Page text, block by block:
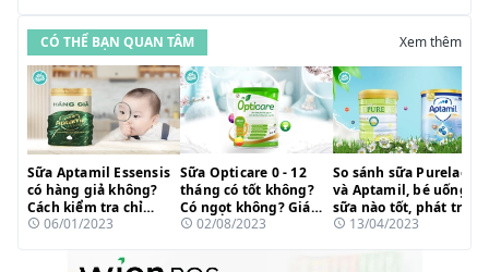
CÓ THỂ BẠN QUAN TÂM Xem thêm
Sữa Aptamil Essensis
có hàng giả không?
Cách kiểm tra chỉ
trong 1 phút
06/01/2023
Sữa Opticare 0 - 12
tháng có tốt không?
Có ngọt không? Giá
bao nhiêu?
02/08/2023
So sánh sữa Purelac
và Aptamil, bé uống
sữa nào tốt, phát triển
toàn diện?
13/04/2023